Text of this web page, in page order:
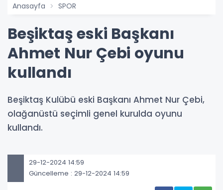
Anasayfa SPOR
Beşiktaş eski Başkanı
Ahmet Nur Çebi oyunu
kullandı
Beşiktaş Kulübü eski Başkanı Ahmet Nur Çebi,
olağanüstü seçimli genel kurulda oyunu
kullandı.
29-12-2024 14:59
Güncelleme : 29-12-2024 14:59